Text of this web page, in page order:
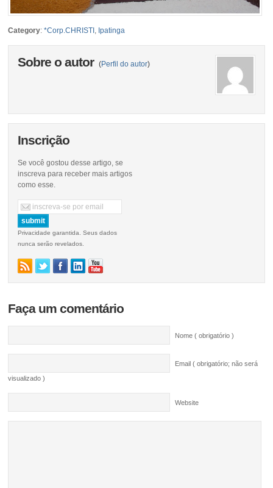
Category:*Corp.CHRISTI , Ipatinga
Sobre o autor (Perfil do autor)
Inscrição
Se você gostou desse artigo, se
inscreva para receber mais artigos
como esse.
Privacidade garantida. Seus dados
nunca serão revelados.
Faça um comentário
Nome ( obrigatório )
Email ( obrigatório; não será
visualizado )
Website